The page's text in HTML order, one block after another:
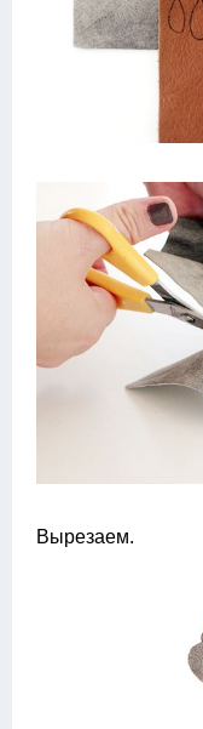
Вырезаем.